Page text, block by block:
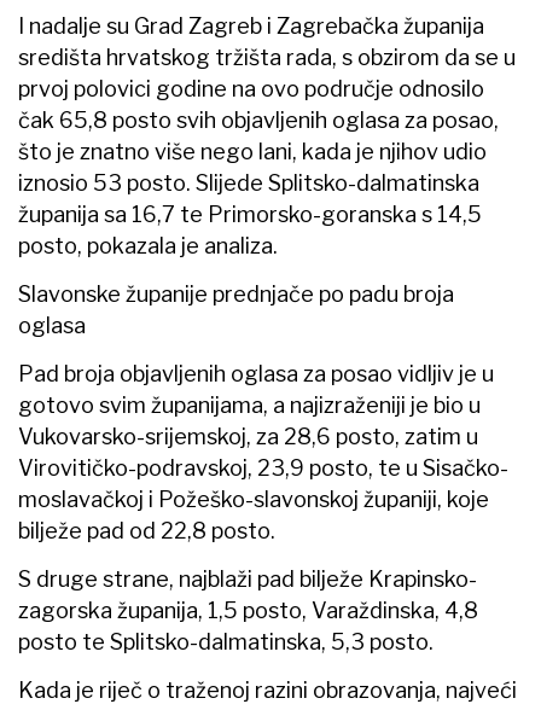
I nadalje su Grad Zagreb i Zagrebačka županija
središta hrvatskog tržišta rada, s obzirom da se u
prvoj polovici godine na ovo područje odnosilo
čak 65,8 posto svih objavljenih oglasa za posao,
što je znatno više nego lani, kada je njihov udio
iznosio 53 posto. Slijede Splitsko-dalmatinska
županija sa 16,7 te Primorsko-goranska s 14,5
posto, pokazala je analiza.
Slavonske županije prednjače po padu broja
oglasa
Pad broja objavljenih oglasa za posao vidljiv je u
gotovo svim županijama, a najizraženiji je bio u
Vukovarsko-srijemskoj, za 28,6 posto, zatim u
Virovitičko-podravskoj, 23,9 posto, te u Sisačko-
moslavačkoj i Požeško-slavonskoj županiji, koje
bilježe pad od 22,8 posto.
S druge strane, najblaži pad bilježe Krapinsko-
zagorska županija, 1,5 posto, Varaždinska, 4,8
posto te Splitsko-dalmatinska, 5,3 posto.
Kada je riječ o traženoj razini obrazovanja, najveći